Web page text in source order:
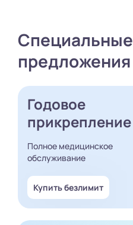
Специальные
предложения
Годовое
прикрепление
Полное медицинское
обслуживание
Купить безлимит